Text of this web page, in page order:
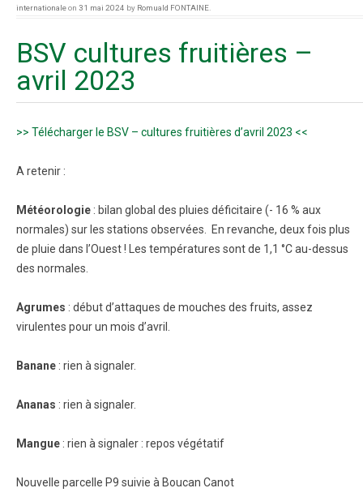
internationaleon 31 mai 2024 by Romuald FONTAINE
BSV cultures fruitières –
avril 2023
>> Télécharger le BSV – cultures fruitières d’avril 2023 <<
A retenir :
Météorologie : bilan global des pluies déficitaire (- 16 % aux
normales) sur les stations observées. En revanche, deux fois plus
de pluie dans l’Ouest ! Les températures sont de 1,1 °C au-dessus
des normales.
Agrumes : début d’attaques de mouches des fruits, assez
virulentes pour un mois d’avril.
Banane : rien à signaler.
Ananas : rien à signaler.
Mangue : rien à signaler : repos végétatif
Nouvelle parcelle P9 suivie à Boucan Canot